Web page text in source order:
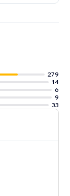
279
14
6
9
33